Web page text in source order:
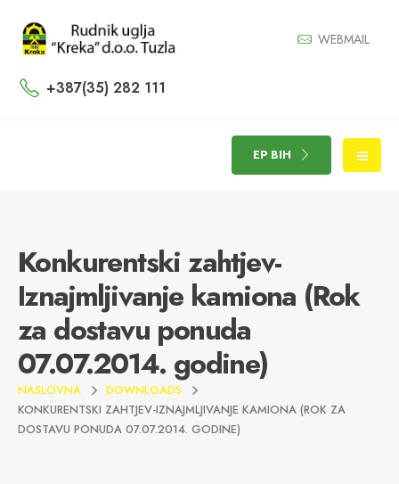
WEBMAIL
+387(35) 282 111
EP BIH
Konkurentski zahtjev-
Iznajmljivanje kamiona (Rok
za dostavu ponuda
07.07.2014. godine)
NASLOVNA
DOWNLOADS
KONKURENTSKI ZAHTJEV-IZNAJMLJIVANJE KAMIONA (ROK ZA
DOSTAVU PONUDA 07.07.2014. GODINE)